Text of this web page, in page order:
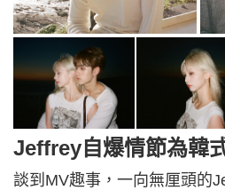
Jeffrey自爆情節為韓
談到MV趣事，一向無厘頭的